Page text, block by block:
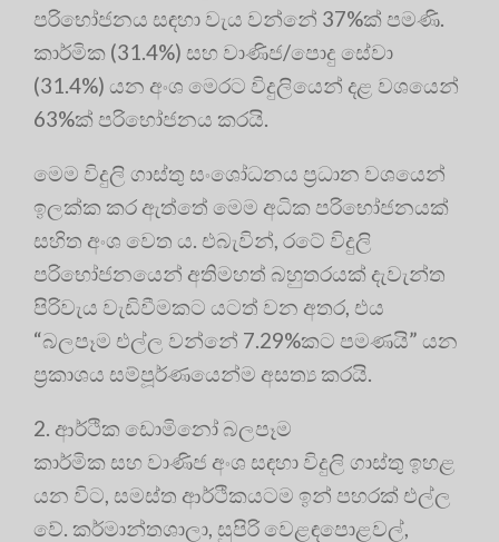
පරිභෝජනය සඳහා වැය වන්නේ 37%ක් පමණි.
කාර්මික (31.4%) සහ වාණිජ/පොදු සේවා
(31.4%) යන අංශ මෙරට විදුලියෙන් දළ වශයෙන්
63%ක් පරිභෝජනය කරයි.
මෙම විදුලි ගාස්තු සංශෝධනය ප්‍රධාන වශයෙන්
ඉලක්ක කර ඇත්තේ මෙම අධික පරිභෝජනයක්
සහිත අංශ වෙත ය. එබැවින්, රටේ විදුලි
පරිභෝජනයෙන් අතිමහත් බහුතරයක් දැවැන්ත
පිරිවැය වැඩිවීමකට යටත් වන අතර, එය
“බලපෑම එල්ල වන්නේ 7.29%කට පමණයි” යන
ප්‍රකාශය සම්පූර්ණයෙන්ම අසත්‍ය කරයි.
2. ආර්ථික ඩොමිනෝ බලපෑම
කාර්මික සහ වාණිජ අංශ සඳහා විදුලි ගාස්තු ඉහළ
යන විට, සමස්ත ආර්ථිකයටම ඉන් පහරක් එල්ල
වේ. කර්මාන්තශාලා, සුපිරි වෙළඳපොළවල්,